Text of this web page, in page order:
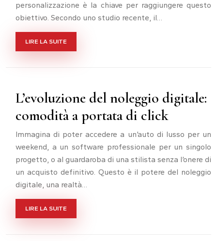
personalizzazione è la chiave per raggiungere questo
obiettivo. Secondo uno studio recente, il…
LIRE LA SUITE
L’evoluzione del noleggio digitale:
comodità a portata di click
Immagina di poter accedere a un’auto di lusso per un
weekend, a un software professionale per un singolo
progetto, o al guardaroba di una stilista senza l’onere di
un acquisto definitivo. Questo è il potere del noleggio
digitale, una realtà…
LIRE LA SUITE